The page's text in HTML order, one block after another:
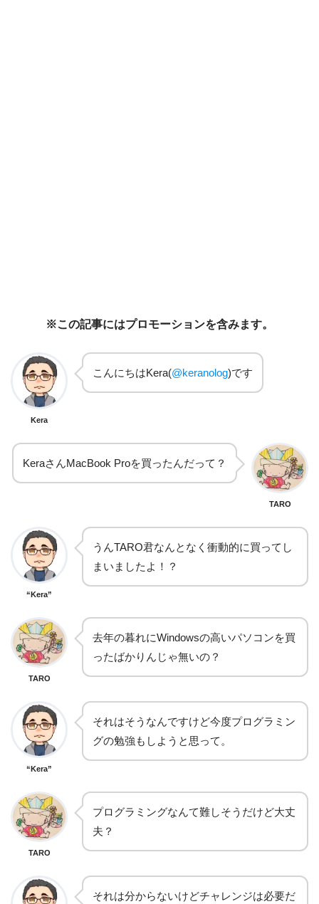
※この記事にはプロモーションを含みます。
Kera
こんにちはKera(@keranolog)です
KeraさんMacBook Proを買ったんだって？
TARO
“Kera”
うんTARO君なんとなく衝動的に買ってし
まいましたよ！？
TARO
去年の暮れにWindowsの高いパソコンを買
ったばかりんじゃ無いの？
“Kera”
それはそうなんですけど今度プログラミン
グの勉強もしようと思って。
TARO
プログラミングなんて難しそうだけど大丈
夫？
それは分からないけどチャレンジは必要だ